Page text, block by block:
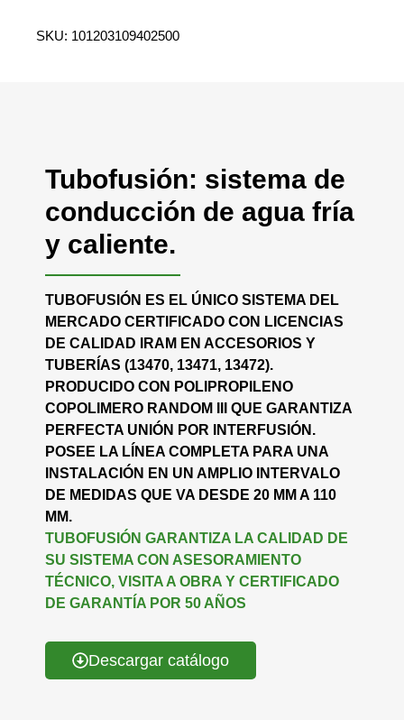
SKU: 101203109402500
Tubofusión: sistema de
conducción de agua fría
y caliente.
TUBOFUSIÓN ES EL ÚNICO SISTEMA DEL
MERCADO CERTIFICADO CON LICENCIAS
DE CALIDAD IRAM EN ACCESORIOS Y
TUBERÍAS (13470, 13471, 13472).
PRODUCIDO CON POLIPROPILENO
COPOLIMERO RANDOM III QUE GARANTIZA
PERFECTA UNIÓN POR INTERFUSIÓN.
POSEE LA LÍNEA COMPLETA PARA UNA
INSTALACIÓN EN UN AMPLIO INTERVALO
DE MEDIDAS QUE VA DESDE 20 MM A 110
MM.
TUBOFUSIÓN GARANTIZA LA CALIDAD DE
SU SISTEMA CON ASESORAMIENTO
TÉCNICO, VISITA A OBRA Y CERTIFICADO
DE GARANTÍA POR 50 AÑOS
Descargar catálogo